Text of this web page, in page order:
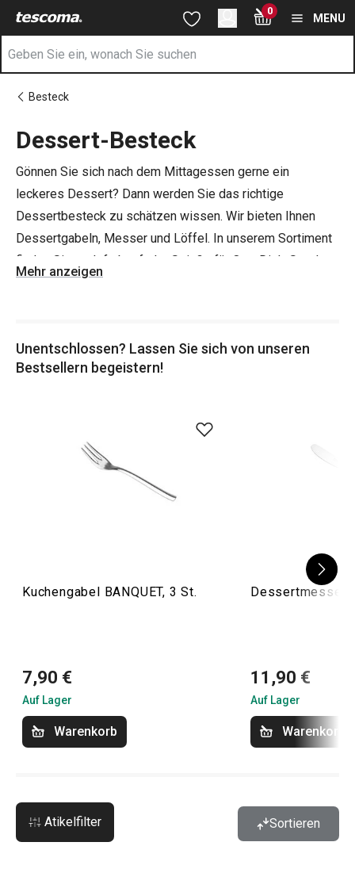
Sie befinden sich auf der Dessert-Besteck Seite
Zum Hauptinhalt springen
Zur Suche springen
Zur Navigation springen 0
MENU
Besteck
Dessert-Besteck
Gönnen Sie sich nach dem Mittagessen gerne ein
leckeres Dessert? Dann werden Sie das richtige
Dessertbesteck zu schätzen wissen. Wir bieten Ihnen
Dessertgabeln, Messer und Löffel. In unserem Sortiment
finden Sie auch farbenfrohe Spieße für One-Dish-Snacks,
die perfekt sind, wenn Sie eine Party veranstalten oder
Tipp! Seien Sie immer vorbereitet - genügendTrinkgläser
selbstgemachte Getränke und
Mehr anzeigen
Unentschlossen? Lassen Sie sich von unseren
Bestsellern begeistern!
Kuchengabel BANQUET, 3 St.
7,90 €
Auf Lager
Warenkorb
Dessertmesser
11,90 €
Auf Lager
Warenkorb
Atikelfilter Sortieren